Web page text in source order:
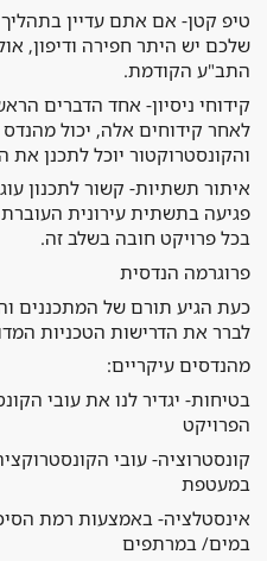
טיפ קטן- אם אתם עדיין
שלכם יש היתר חפירה ודיפון,
התב"ע הקודמת.
קידוחי ניסיון- אחד הדברים
לאחר קידוחים אלה, יכול
והקונסטרוקטור יוכל לתכנן את
איתור תשתיות- קשור לתכנון
פגיעה בתשתית עירונית
בכל פרויקט חובה בשלב זה.
פרוגרמה הנדסית
כעת הגיע תורם של המתכננים
לברר את הדרישות הטכניות
מהנדסים עיקריים:
בטיחות- יגדיר לנו את עובי
הפרויקט
קונסטרוציה- עובי
במעטפת
אינסטלציה- באמצעות רמת
במים/ במרתפים